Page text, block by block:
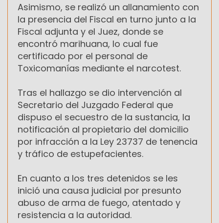
Asimismo, se realizó un allanamiento con
la presencia del Fiscal en turno junto a la
Fiscal adjunta y el Juez, donde se
encontró marihuana, lo cual fue
certificado por el personal de
Toxicomanías mediante el narcotest.
Tras el hallazgo se dio intervención al
Secretario del Juzgado Federal que
dispuso el secuestro de la sustancia, la
notificación al propietario del domicilio
por infracción a la Ley 23737 de tenencia
y tráfico de estupefacientes.
En cuanto a los tres detenidos se les
inició una causa judicial por presunto
abuso de arma de fuego, atentado y
resistencia a la autoridad.